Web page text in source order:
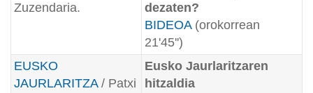
Zuzendaria.
dezaten?
BIDEOA(orokorrean
21'45'')
EUSKO
JAURLARITZA/ Patxi
Eusko Jaurlaritzaren
hitzaldia